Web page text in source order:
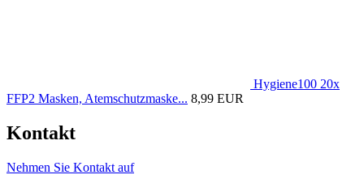
Hygiene100 20x
FFP2 Masken, Atemschutzmaske... 8,99 EUR
Kontakt
Nehmen Sie Kontakt auf